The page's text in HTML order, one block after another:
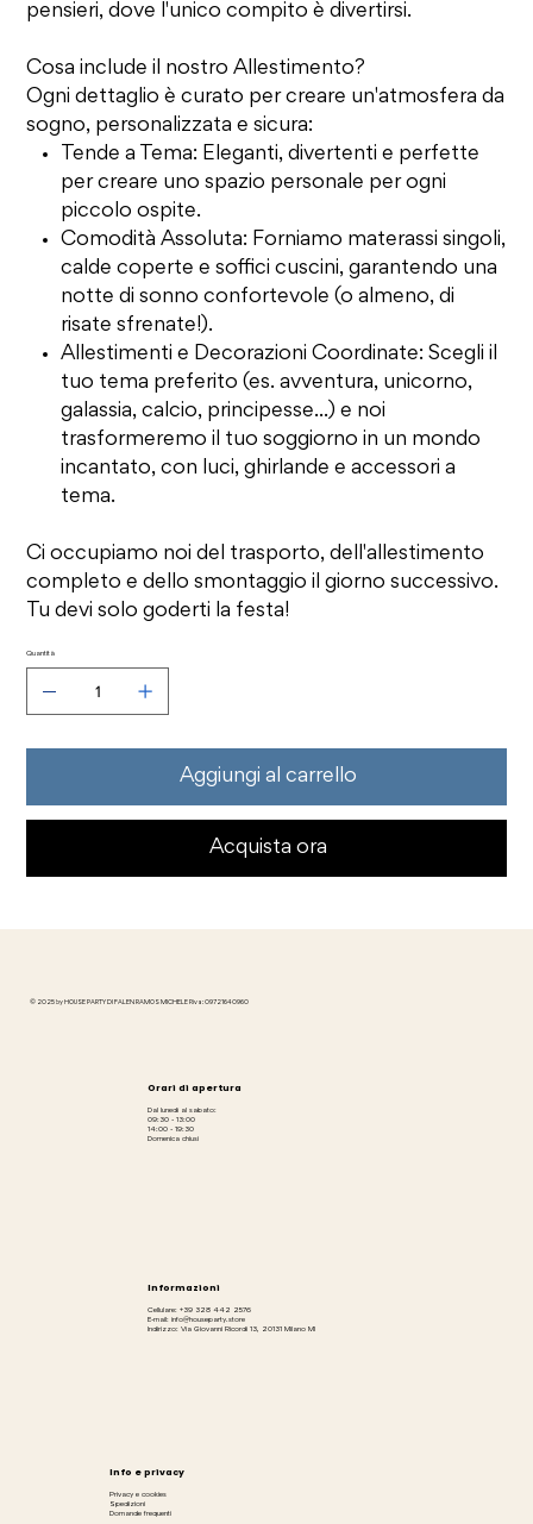
pensieri, dove l'unico compito è divertirsi.
Cosa include il nostro Allestimento?
Ogni dettaglio è curato per creare un'atmosfera da
sogno, personalizzata e sicura:
Tende a Tema: Eleganti, divertenti e perfette
per creare uno spazio personale per ogni
piccolo ospite.
Comodità Assoluta: Forniamo materassi singoli,
calde coperte e soffici cuscini, garantendo una
notte di sonno confortevole (o almeno, di
risate sfrenate!).
Allestimenti e Decorazioni Coordinate: Scegli il
tuo tema preferito (es. avventura, unicorno,
galassia, calcio, principesse...) e noi
trasformeremo il tuo soggiorno in un mondo
incantato, con luci, ghirlande e accessori a
tema.
Ci occupiamo noi del trasporto, dell'allestimento
completo e dello smontaggio il giorno successivo.
Tu devi solo goderti la festa!
Quantità
Aggiungi al carrello
Acquista ora
© 2025 by HOUSE PARTY DI FALEN RAMOS MICHELE P.iva: 09721640960
Orari di apertura
Dal lunedì al sabato:
09:30 - 13:00
14:00 - 19:30
Domenica chiusi
Informazioni
Cellulare: +39 328 442 2576
E-mail: info@houseparty.store
Indirizzo: Via Giovanni Ricordi 13, 20131 Milano MI
Info e privacy
Privacy e cookies
Spedizioni
Domande frequenti